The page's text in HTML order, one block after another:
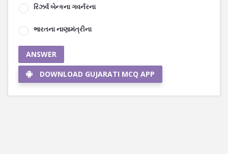
રિઝર્વ બેન્કના ગવર્નરના
ભારતના નાણામંત્રીના
ANSWER
DOWNLOAD GUJARATI MCQ APP